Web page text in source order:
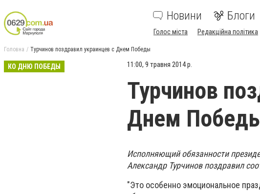
Новини Блоги
Голос міста Редакційна політика
Головна Турчинов поздравил украинцев с Днем Победы
КО ДНЮ ПОБЕДЫ 11:00, 9 травня 2014 р.
Турчинов
Днем
Исполняющий обязанности
Александр Турчинов поздравил
"Это особенно эмоциональное